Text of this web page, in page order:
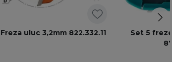
Freza uluc 3,2mm 822.332.11
Set 5